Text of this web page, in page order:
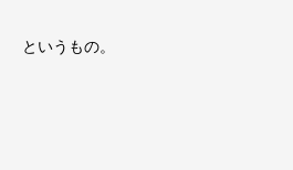
というもの。